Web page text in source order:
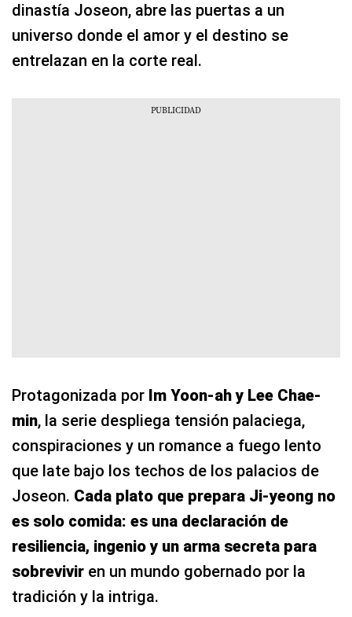
dinastía Joseon, abre las puertas a un
universo donde el amor y el destino se
entrelazan en la corte real.
Protagonizada por Im Yoon-ah y Lee Chae-
min, la serie despliega tensión palaciega,
conspiraciones y un romance a fuego lento
que late bajo los techos de los palacios de
Joseon. Cada plato que prepara Ji-yeong no
es solo comida: es una declaración de
resiliencia, ingenio y un arma secreta para
sobrevivir en un mundo gobernado por la
tradición y la intriga.